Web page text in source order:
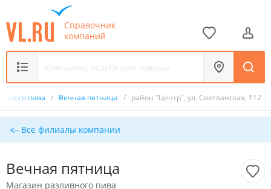
Справочник
компаний
пива / Вечная пятница / район "Центр", ул. Светланская, 112
Все филиалы компании
Вечная пятница
Магазин разливного пива